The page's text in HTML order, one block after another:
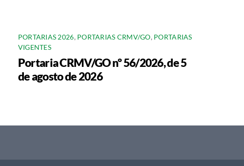
PORTARIAS 2026, PORTARIAS CRMV/GO, PORTARIAS
VIGENTES
Portaria CRMV/GO nº 56/2026, de 5
de agosto de 2026